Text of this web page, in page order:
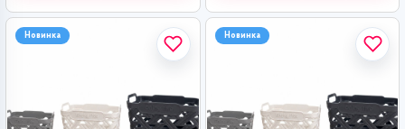
Новинка Новинка